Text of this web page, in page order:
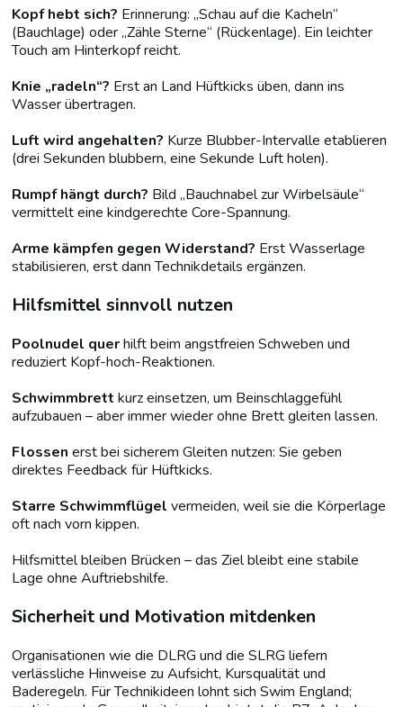
Kopf hebt sich? Erinnerung: „Schau auf die Kacheln“
(Bauchlage) oder „Zähle Sterne“ (Rückenlage). Ein leichter
Touch am Hinterkopf reicht.
Knie „radeln“? Erst an Land Hüftkicks üben, dann ins
Wasser übertragen.
Luft wird angehalten? Kurze Blubber-Intervalle etablieren
(drei Sekunden blubbern, eine Sekunde Luft holen).
Rumpf hängt durch? Bild „Bauchnabel zur Wirbelsäule“
vermittelt eine kindgerechte Core-Spannung.
Arme kämpfen gegen Widerstand? Erst Wasserlage
stabilisieren, erst dann Technikdetails ergänzen.
Hilfsmittel sinnvoll nutzen
Poolnudel querhilft beim angstfreien Schweben und
reduziert Kopf-hoch-Reaktionen.
Schwimmbrett kurz einsetzen, um Beinschlaggefühl
aufzubauen – aber immer wieder ohne Brett gleiten lassen.
Flossen erst bei sicherem Gleiten nutzen: Sie geben
direktes Feedback für Hüftkicks.
Starre Schwimmflügel vermeiden, weil sie die Körperlage
oft nach vorn kippen.
Hilfsmittel bleiben Brücken – das Ziel bleibt eine stabile
Lage ohne Auftriebshilfe.
Sicherheit und Motivation mitdenken
Organisationen wie die DLRG und die SLRG liefern
verlässliche Hinweise zu Aufsicht, Kursqualität und
Baderegeln. Für Technikideen lohnt sich Swim England;